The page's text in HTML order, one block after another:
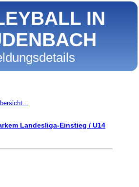
IN
Landesliga-Einstieg / U14